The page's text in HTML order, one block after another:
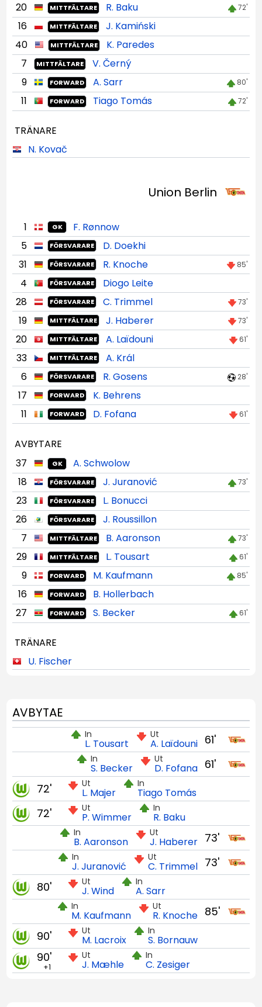
20 MITTFÄLTARE R. Baku 72'
16 MITTFÄLTARE
J. Kamiński
40
MITTFÄLTARE
K. Paredes
7
MITTFÄLTARE
V. Černý
9
FORWARD A. Sarr 80'
11 FORWARD Tiago Tomás 72'
TRÄNARE
N. Kovač
Union Berlin
1 GK
F. Rønnow
5
FÖRSVARARE
D. Doekhi
31
FÖRSVARARE R. Knoche 85'
4 FÖRSVARARE
Diogo Leite
28
FÖRSVARARE C. Trimmel 73'
19 MITTFÄLTARE J. Haberer 73'
20 MITTFÄLTARE A. Laïdouni 61'
33 MITTFÄLTARE
A. Král
6
FÖRSVARARE R. Gosens 28'
17 FORWARD
K. Behrens
11
FORWARD D. Fofana 61'
AVBYTARE
37
GK
A. Schwolow
18
FÖRSVARARE J. Juranović 73'
23 FÖRSVARARE
L. Bonucci
26
FÖRSVARARE
J. Roussillon
7
MITTFÄLTARE B. Aaronson 73'
29 MITTFÄLTARE L. Tousart 61'
9 FORWARD M. Kaufmann 85'
16 FORWARD
B. Hollerbach
27
FORWARD S. Becker 61'
TRÄNARE
U. Fischer
AVBYTAE
61'
Ut
A. Laïdouni
In
L. Tousart
61'
Ut
D. Fofana
In
S. Becker
Ut
L. Majer
In
Tiago Tomás
72'
Ut
P. Wimmer
In
R. Baku
72'
73'
Ut
J. Haberer
In
B. Aaronson
73'
Ut
C. Trimmel
In
J. Juranović
Ut
J. Wind
In
A. Sarr
80'
85'
Ut
R. Knoche
In
M. Kaufmann
Ut
M. Lacroix
In
S. Bornauw
90'
Ut
J. Mæhle
In
C. Zesiger
90'
+1